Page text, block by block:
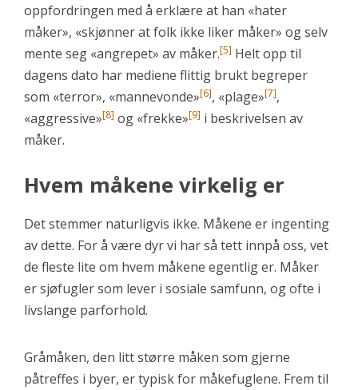
oppfordringen med å erklære at han «hater
måker», «skjønner at folk ikke liker måker» og selv
mente seg «angrepet» av måker.[5] Helt opp til
dagens dato har mediene flittig brukt begreper
som «terror», «mannevonde»[6], «plage»[7],
«aggressive»[8] og «frekke»[9] i beskrivelsen av
måker.
Hvem måkene virkelig er
Det stemmer naturligvis ikke. Måkene er ingenting
av dette. For å være dyr vi har så tett innpå oss, vet
de fleste lite om hvem måkene egentlig er. Måker
er sjøfugler som lever i sosiale samfunn, og ofte i
livslange parforhold.
Gråmåken, den litt større måken som gjerne
påtreffes i byer, er typisk for måkefuglene. Frem til